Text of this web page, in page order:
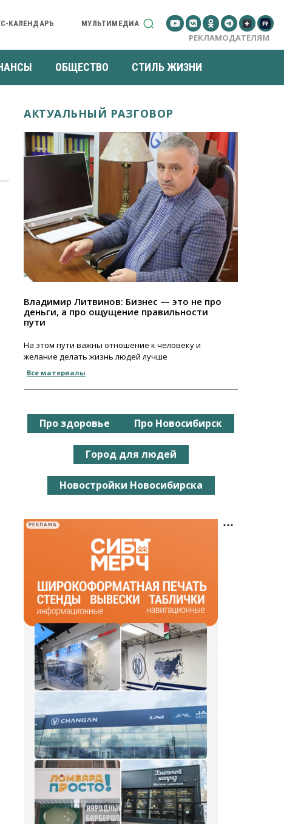
КАЛЕНДАРЬ МУЛЬТИМЕДИА
РЕКЛАМОДАТЕЛЯМ
ОБЩЕСТВО СТИЛЬ ЖИЗНИ
АКТУАЛЬНЫЙ РАЗГОВОР
Владимир Литвинов: Бизнес — это не про
деньги, а про ощущение правильности
пути
На этом пути важны отношение к человеку и
желание делать жизнь людей лучше
Все материалы
Про здоровье Про Новосибирск
Город для людей
Новостройки Новосибирска
РЕКЛАМА